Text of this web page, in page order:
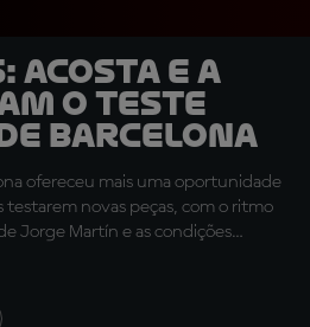
Acosta e a
o teste
Barcelona
ofereceu mais uma oportunidade
testarem novas peças, com o ritmo
Jorge Martín e as condições